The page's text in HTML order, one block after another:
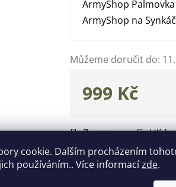
cookie. Dalším procházením
používáním.. Více informacízde.
Můžeme doručit do:
Zeptat se Hlídat
999 Kč
ArmyShop Palmovka
ArmyShop na